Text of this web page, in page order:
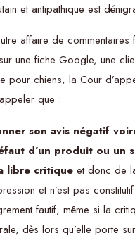
et antipathique est
affaire de commentaires
une fiche Google, une
pour chiens, la Cour
que :
son avis négatif
d’un produit ou un
libre critiqueet donc de
et n’est pas constitutif
fautif, même si la
dès lors qu’elle porte